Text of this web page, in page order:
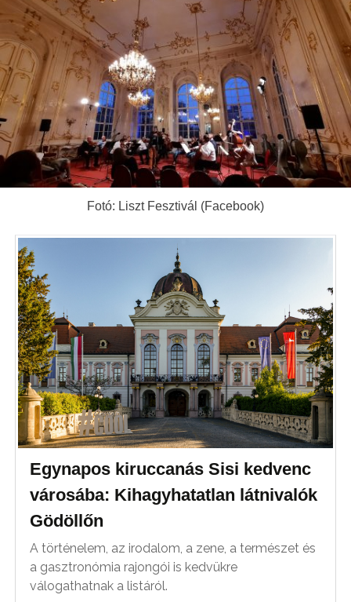
Fotó: Liszt Fesztivál (Facebook)
Egynapos kiruccanás Sisi kedvenc
városába: Kihagyhatatlan látnivalók
Gödöllőn
A történelem, az irodalom, a zene, a természet és
a gasztronómia rajongói is kedvükre
válogathatnak a listáról.